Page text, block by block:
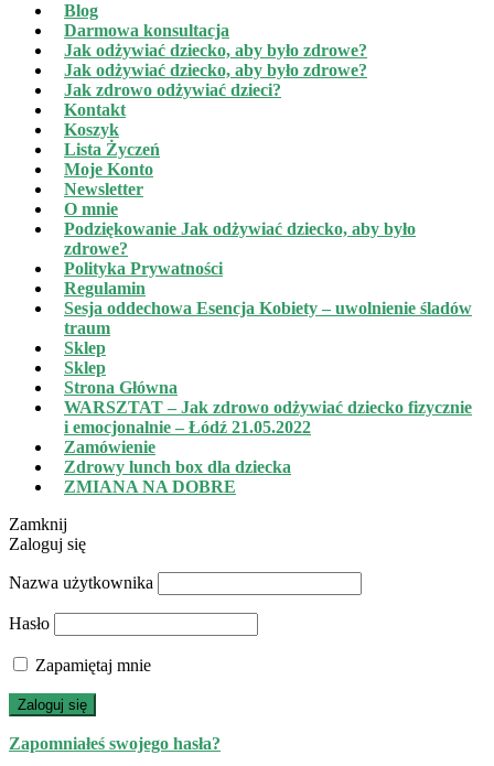
Blog
Darmowa konsultacja
Jak odżywiać dziecko, aby było zdrowe?
Jak odżywiać dziecko, aby było zdrowe?
Jak zdrowo odżywiać dzieci?
Kontakt
Koszyk
Lista Życzeń
Moje Konto
Newsletter
O mnie
Podziękowanie Jak odżywiać dziecko, aby było
zdrowe?
Polityka Prywatności
Regulamin
Sesja oddechowa Esencja Kobiety – uwolnienie śladów
traum
Sklep
Sklep
Strona Główna
WARSZTAT – Jak zdrowo odżywiać dziecko fizycznie
i emocjonalnie – Łódź 21.05.2022
Zamówienie
Zdrowy lunch box dla dziecka
ZMIANA NA DOBRE
Zamknij
Zaloguj się
Nazwa użytkownika
Hasło
Zapamiętaj mnie
Zaloguj się
Zapomniałeś swojego hasła?